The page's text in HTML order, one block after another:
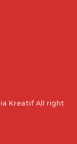
Kreatif All right